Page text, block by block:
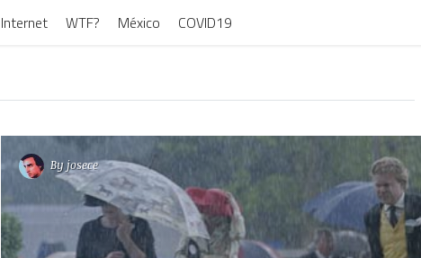
Internet WTF? México COVID19
By josece